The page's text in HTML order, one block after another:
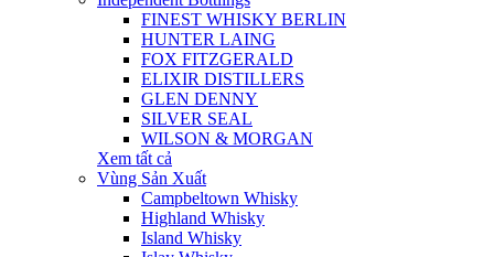
FINEST WHISKY BERLIN
HUNTER LAING
FOX FITZGERALD
ELIXIR DISTILLERS
GLEN DENNY
SILVER SEAL
WILSON & MORGAN
Xem tất cả
Vùng Sản Xuất
Campbeltown Whisky
Highland Whisky
Island Whisky